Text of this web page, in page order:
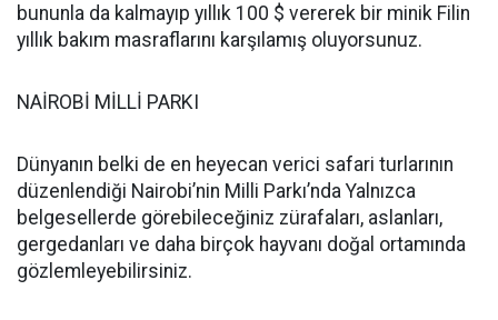
bununla da kalmayıp yıllık 100 $ vererek bir minik Filin
yıllık bakım masraflarını karşılamış oluyorsunuz.
NAİROBİ MİLLİ PARKI
Dünyanın belki de en heyecan verici safari turlarının
düzenlendiği Nairobi’nin Milli Parkı’nda Yalnızca
belgesellerde görebileceğiniz zürafaları, aslanları,
gergedanları ve daha birçok hayvanı doğal ortamında
gözlemleyebilirsiniz.